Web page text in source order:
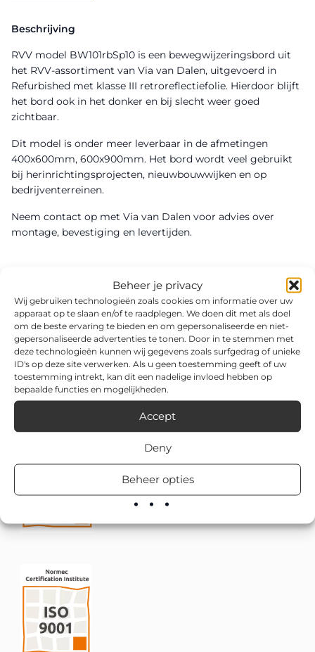
Beheer je privacy
Wij gebruiken technologieën zoals cookies om informatie over uw
apparaat op te slaan en/of te raadplegen. We doen dit met als doel
om de beste ervaring te bieden en om gepersonaliseerde en niet-
gepersonaliseerde advertenties te tonen. Door in te stemmen met
deze technologieën kunnen wij gegevens zoals surfgedrag of unieke
ID's op deze site verwerken. Als u geen toestemming geeft of uw
toestemming intrekt, kan dit een nadelige invloed hebben op
bepaalde functies en mogelijkheden.
Accept
Deny
Beheer opties
Beschrijving
RVV model BW101rbSp10 is een bewegwijzeringsbord uit
het RVV-assortiment van Via van Dalen, uitgevoerd in
Refurbished met klasse III retroreflectiefolie. Hierdoor blijft
het bord ook in het donker en bij slecht weer goed
zichtbaar.
Dit model is onder meer leverbaar in de afmetingen
400x600mm, 600x900mm. Het bord wordt veel gebruikt
bij herinrichtingsprojecten, nieuwbouwwijken en op
bedrijventerreinen.
Neem contact op met Via van Dalen voor advies over
montage, bevestiging en levertijden.